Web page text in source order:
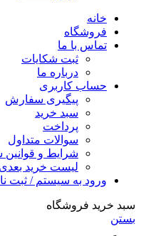
خانه
فروشگاه
تماس با ما
ثبت شکایات
درباره ما
حساب کاربری
پیگیری سفارش
سبد خرید
پرداخت
سوالات متداول
شرایط و قوانین
لیست خرید بعدی
ورود به سیستم / ثبت
سبد خرید فروشگاه
بستن